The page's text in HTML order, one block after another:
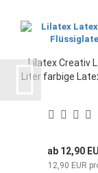
Lilatex Creativ
Liter farbige
ab 12,90
12,90 EUR